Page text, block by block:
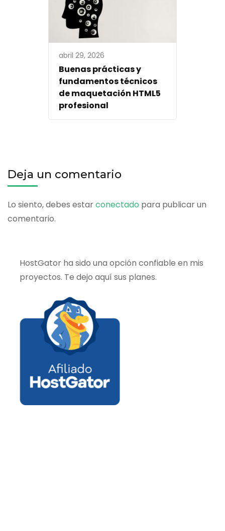
abril 29, 2026
Buenas prácticas y
fundamentos técnicos
de maquetación HTML5
profesional
Deja un comentario
Lo siento, debes estarconectado para publicar un
comentario.
HostGator ha sido una opción confiable en mis
proyectos. Te dejo aquí sus planes.